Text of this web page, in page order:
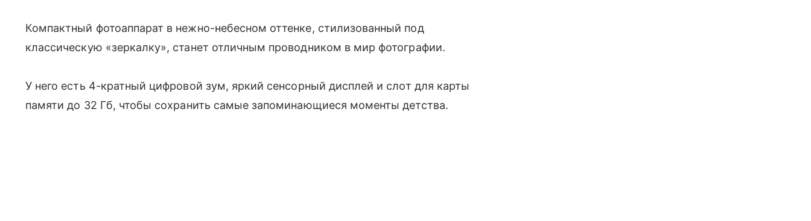
Компактный фотоаппарат в нежно-небесном оттенке, стилизованный под
классическую «зеркалку», станет отличным проводником в мир фотографии.
У него есть 4-кратный цифровой зум, яркий сенсорный дисплей и слот для карты
памяти до 32 Гб, чтобы сохранить самые запоминающиеся моменты детства.